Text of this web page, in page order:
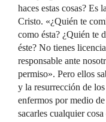
haces estas cosas? Es
Cristo. «¿Quién te
como ésta? ¿Quién te
éste? No tienes
responsable ante
permiso». Pero ellos
y la resurrección de
enfermos por medio
sacarles cualquier